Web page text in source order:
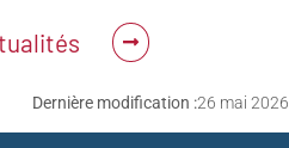
26 mai 2026
Dernière modification :